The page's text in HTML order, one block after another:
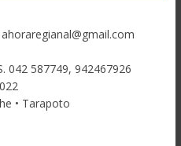
042 587749, 942467926
• Tarapoto